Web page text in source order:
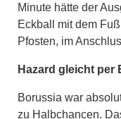
Minute hätte der
Eckball mit dem
Pfosten, im
Hazard gleicht per
Borussia war
zu Halbchancen.